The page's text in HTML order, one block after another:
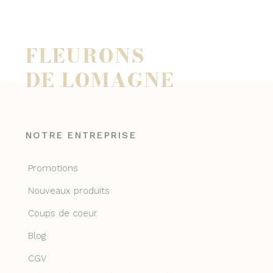
FLEURONS
DE LOMAGNE
NOTRE ENTREPRISE
Promotions
Nouveaux produits
Coups de coeur
Blog
CGV